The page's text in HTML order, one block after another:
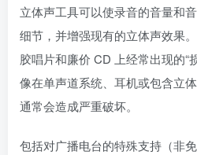
立体声工具可以使录音的音量和
细节，并增强现有的立体声效果
胶唱片和廉价 CD 上经常出现的“
像在单声道系统、耳机或包含立
通常会造成严重破坏。
包括对广播电台的特殊支持（非